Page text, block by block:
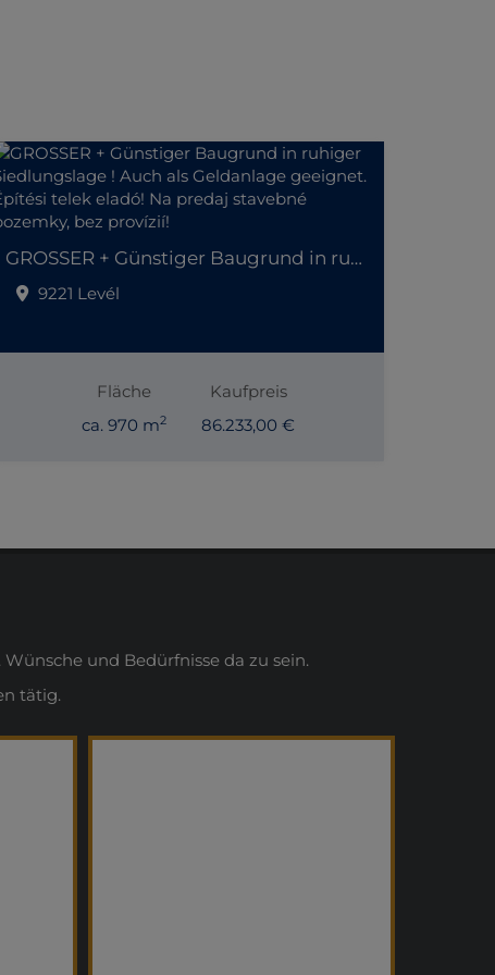
GROSSER + Günstiger Baugrund in ruhiger Siedlungslage ! Auch als Geldanlage geeignet. Építési telek eladó! Na predaj stavebné pozemky, bez provízií!
9221 Levél
Fläche
ca. 970 m2
Kaufpreis
86.233,00 €
und Bedürfnisse da zu sein.
tätig.